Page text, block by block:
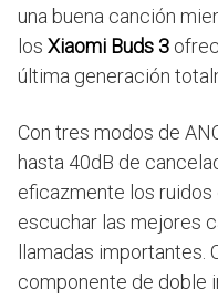
una buena canción
los Xiaomi Buds 3
última generación
Con tres modos de
hasta 40dB de
eficazmente los
escuchar las mejores
llamadas importantes.
componente de doble